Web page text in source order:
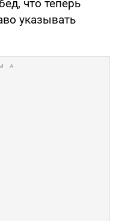
что теперь
указывать